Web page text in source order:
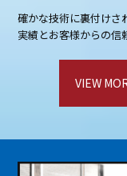
確かな技術に裏付けさ
実績とお客様からの信
VIEW